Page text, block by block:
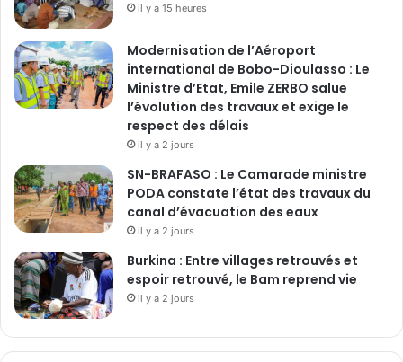
il y a 15 heures
Modernisation de l’Aéroport
international de Bobo-Dioulasso : Le
Ministre d’Etat, Emile ZERBO salue
l’évolution des travaux et exige le
respect des délais
il y a 2 jours
SN-BRAFASO : Le Camarade ministre
PODA constate l’état des travaux du
canal d’évacuation des eaux
il y a 2 jours
Burkina : Entre villages retrouvés et
espoir retrouvé, le Bam reprend vie
il y a 2 jours